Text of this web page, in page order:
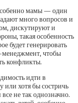
мамы — один
много вопросов и
дискутируют и
такая особенность
будет генерировать
чтобы
конфликты.
идти в
или хотя бы состричь
не так однозначно.